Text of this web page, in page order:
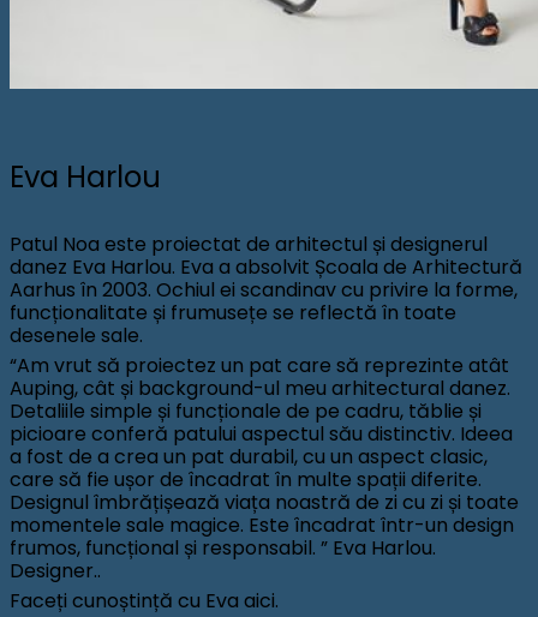
Eva Harlou
Patul Noa este proiectat de arhitectul și designerul
danez Eva Harlou. Eva a absolvit Școala de Arhitectură
Aarhus în 2003. Ochiul ei scandinav cu privire la forme,
funcționalitate și frumusețe se reflectă în toate
desenele sale.
“Am vrut să proiectez un pat care să reprezinte atât
Auping, cât și background-ul meu arhitectural danez.
Detaliile simple și funcționale de pe cadru, tăblie și
picioare conferă patului aspectul său distinctiv. Ideea
a fost de a crea un pat durabil, cu un aspect clasic,
care să fie ușor de încadrat în multe spații diferite.
Designul îmbrățișează viața noastră de zi cu zi și toate
momentele sale magice. Este încadrat într-un design
frumos, funcțional și responsabil. ” Eva Harlou.
Designer..
Faceți cunoștință cu Eva aici.